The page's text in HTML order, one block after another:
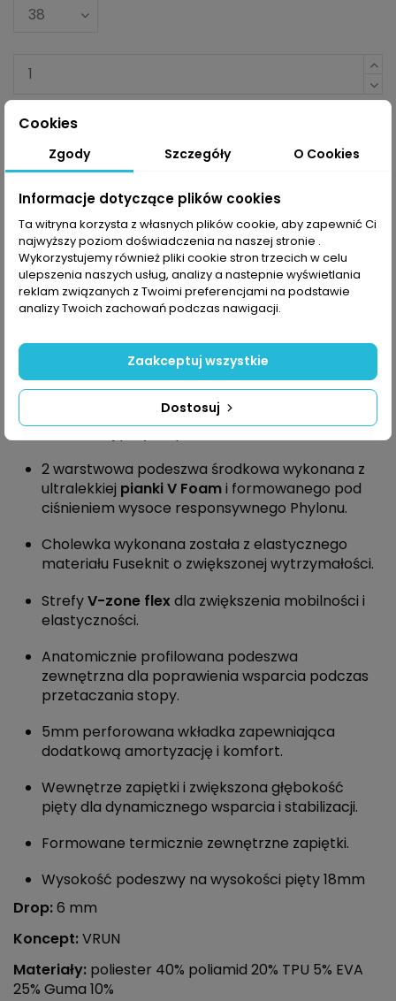
Opis
cholewką Fuseknit dla stylu i wygody.
Cechy:
Podeszwa zewnętrznaVibram Megagrip
doskonałej przyczepności.
2 warstwowa podeszwa środkowa wykonana z
ultralekkiej pianki V Foami formowanego pod
ciśnieniem wysoce responsywnego Phylonu.
Cholewka wykonana została z elastycznego
materiału Fuseknit o zwiększonej wytrzymałości.
StrefyV-zone flexdla zwiększenia mobilności i
elastyczności.
Anatomicznie profilowana podeszwa
zewnętrzna dla poprawienia wsparcia podczas
przetaczania stopy.
5mm perforowana wkładka zapewniająca
dodatkową amortyzację i komfort.
Wewnętrze zapiętki i zwiększona głębokość
pięty dla dynamicznego wsparcia i stabilizacji.
Formowane termicznie zewnętrzne zapiętki.
Wysokość podeszwy na wysokości pięty 18mm
Drop:6 mm
Koncept:VRUN
Materiały: poliester 40% poliamid 20% TPU 5% EVA
25% Guma 10%
Cookies
Zgody Szczegóły O Cookies
Informacje dotyczące plików cookies
Ta witryna korzysta z własnych plików cookie, aby zapewnić Ci
najwyższy poziom doświadczenia na naszej stronie .
Wykorzystujemy również pliki cookie stron trzecich w celu
ulepszenia naszych usług, analizy a nastepnie wyświetlania
reklam związanych z Twoimi preferencjami na podstawie
analizy Twoich zachowań podczas nawigacji.
Dostosuj
Zaakceptuj wszystkie